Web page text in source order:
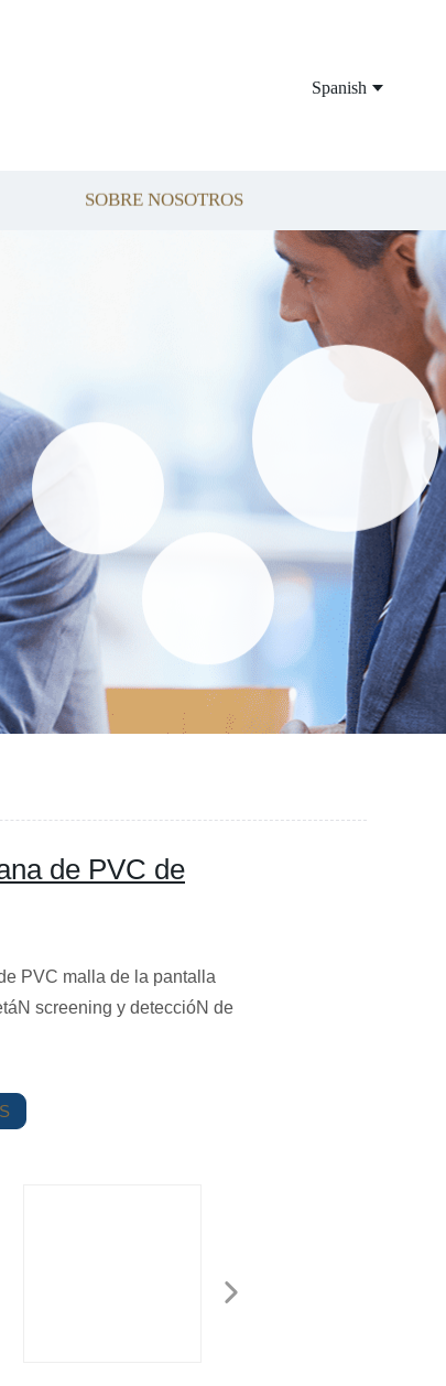
Spanish
SOBRE NOSOTROS
de PVC de
PVC malla de la pantalla
screening y deteccióN de